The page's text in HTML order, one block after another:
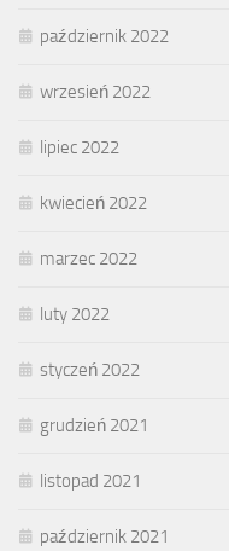
październik 2022
wrzesień 2022
lipiec 2022
kwiecień 2022
marzec 2022
luty 2022
styczeń 2022
grudzień 2021
listopad 2021
październik 2021